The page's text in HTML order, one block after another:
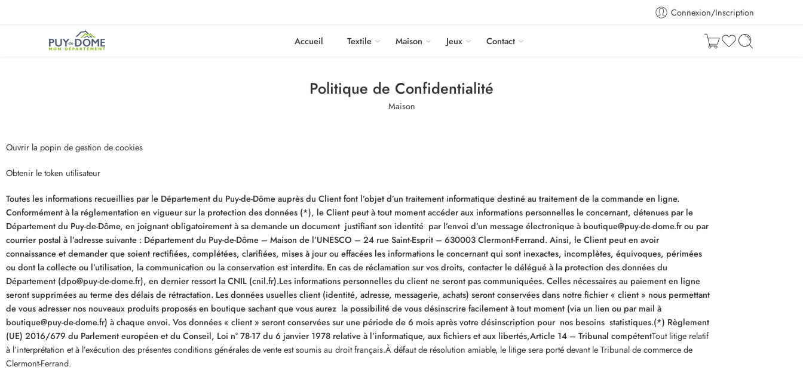
Connexion/Inscription
Accueil Textile Maison Jeux Contact
Politique de Confidentialité
Maison
Ouvrir la popin de gestion de cookies
Obtenir le token utilisateur
Toutes les informations recueillies par le Département du Puy-de-Dôme auprès du Client font l’objet d’un traitement informatique destiné au traitement de la commande en ligne.
Conformément à la réglementation en vigueur sur la protection des données (*), le Client peut à tout moment accéder aux informations personnelles le concernant, détenues par le
Département du Puy-de-Dôme, en joignant obligatoirement à sa demande un document justifiant son identité par l’envoi d’un message électronique à boutique@puy-de-dome.fr ou par
courrier postal à l’adresse suivante : Département du Puy-de-Dôme – Maison de l’UNESCO – 24 rue Saint-Esprit – 630003 Clermont-Ferrand. Ainsi, le Client peut en avoir
connaissance et demander que soient rectifiées, complétées, clarifiées, mises à jour ou effacées les informations le concernant qui sont inexactes, incomplètes, équivoques, périmées
ou dont la collecte ou l’utilisation, la communication ou la conservation est interdite. En cas de réclamation sur vos droits, contacter le délégué à la protection des données du
Département (dpo@puy-de-dome.fr), en dernier ressort la CNIL (cnil.fr).Les informations personnelles du client ne seront pas communiquées. Celles nécessaires au paiement en ligne
seront supprimées au terme des délais de rétractation. Les données usuelles client (identité, adresse, messagerie, achats) seront conservées dans notre fichier « client » nous permettant
de vous adresser nos nouveaux produits proposés en boutique sachant que vous aurez la possibilité de vous désinscrire facilement à tout moment (via un lien ou par mail à
boutique@puy-de-dome.fr) à chaque envoi. Vos données « client » seront conservées sur une période de 6 mois après votre désinscription pour nos besoins statistiques.(*) Règlement
(UE) 2016/679 du Parlement européen et du Conseil, Loi n° 78-17 du 6 janvier 1978 relative à l’informatique, aux fichiers et aux libertés,Article 14 – Tribunal compétentTout litige relatif
à l’interprétation et à l’exécution des présentes conditions générales de vente est soumis au droit français.À défaut de résolution amiable, le litige sera porté devant le Tribunal de commerce de
Clermont-Ferrand.